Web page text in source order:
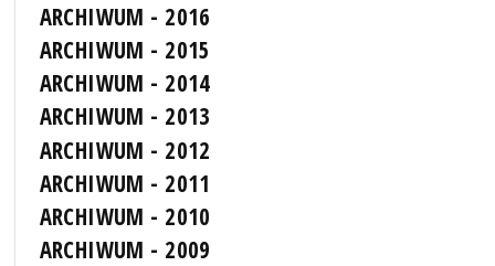
ARCHIWUM - 2016
ARCHIWUM - 2015
ARCHIWUM - 2014
ARCHIWUM - 2013
ARCHIWUM - 2012
ARCHIWUM - 2011
ARCHIWUM - 2010
ARCHIWUM - 2009